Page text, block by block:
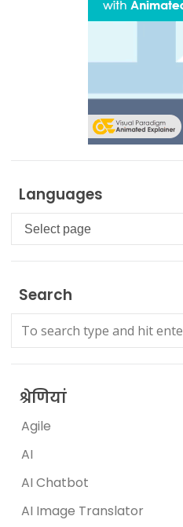
Languages
Languages
Search
श्रेणियां
Agile
AI
AI Chatbot
AI Image Translator